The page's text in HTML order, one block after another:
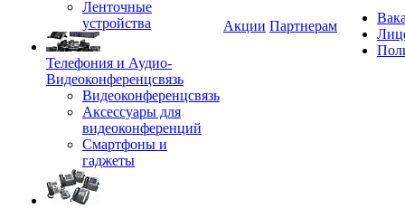
Ленточные
устройства
Телефония и Аудио-
Видеоконференцсвязь
Видеоконференцсвязь
Аксессуары для
видеоконференций
Смартфоны и
гаджеты
Акции Партнерам